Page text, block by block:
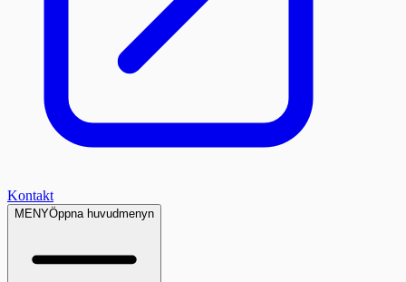
Kontakt
MENYÖppna huvudmenyn